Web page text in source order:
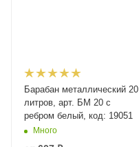
Барабан металлический 20
литров, арт. БМ 20 с
ребром белый, код: 19051
Много